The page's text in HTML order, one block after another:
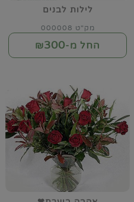
לילות לבנים
מק"ט 000008
החל מ-₪300